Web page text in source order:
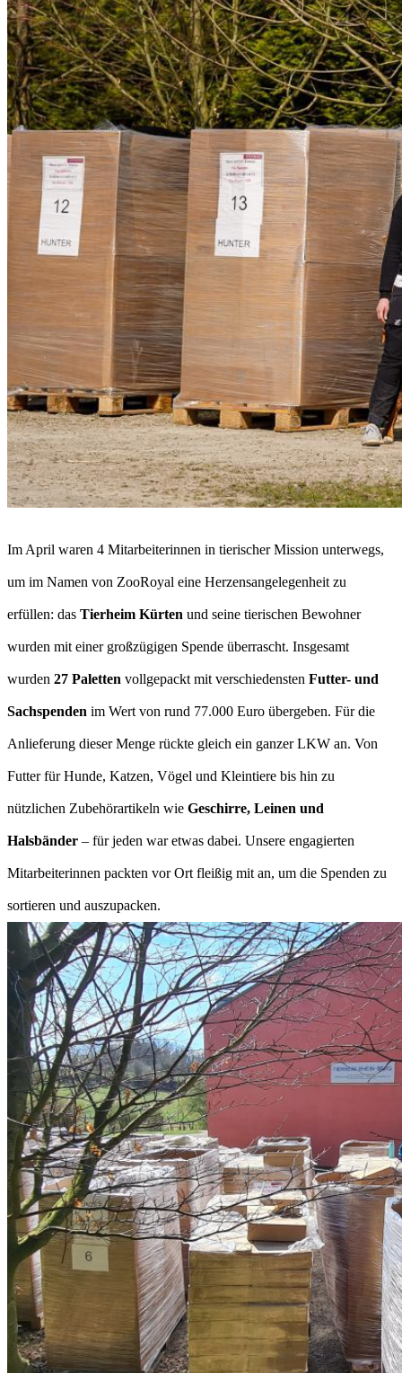
Im April waren 4 Mitarbeiterinnen in tierischer Mission unterwegs,
um im Namen von ZooRoyal eine Herzensangelegenheit zu
erfüllen: das Tierheim Kürten und seine tierischen Bewohner
wurden mit einer großzügigen Spende überrascht. Insgesamt
wurden 27 Paletten vollgepackt mit verschiedensten Futter- und
Sachspenden im Wert von rund 77.000 Euro übergeben. Für die
Anlieferung dieser Menge rückte gleich ein ganzer LKW an. Von
Futter für Hunde, Katzen, Vögel und Kleintiere bis hin zu
nützlichen Zubehörartikeln wie Geschirre, Leinen und
Halsbänder – für jeden war etwas dabei. Unsere engagierten
Mitarbeiterinnen packten vor Ort fleißig mit an, um die Spenden zu
sortieren und auszupacken.